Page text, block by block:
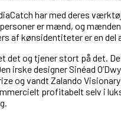
har med deres
er mænd, og
af kønsidentiteter er en
det og tjener stort på det.
irske designer Sinéad
og vandt Zalando
profitabelt selv i